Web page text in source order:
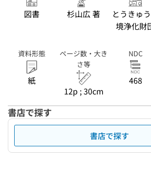
図書 杉山広 著
とうきゅ
境浄化財
資料形態
紙
ページ数・大き
さ等
12p ; 30cm
NDC
468
書店で探す
書店で探す